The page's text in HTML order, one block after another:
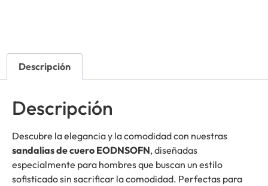
Descripción
Descripción
Descubre la elegancia y la comodidad con nuestras
sandalias de cuero EODNSOFN, diseñadas
especialmente para hombres que buscan un estilo
sofisticado sin sacrificar la comodidad. Perfectas para